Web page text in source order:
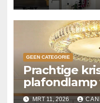
GEEN CATEGORIE
Prachtige
plafondlamp
slaapkamer
MRT 11, 2026